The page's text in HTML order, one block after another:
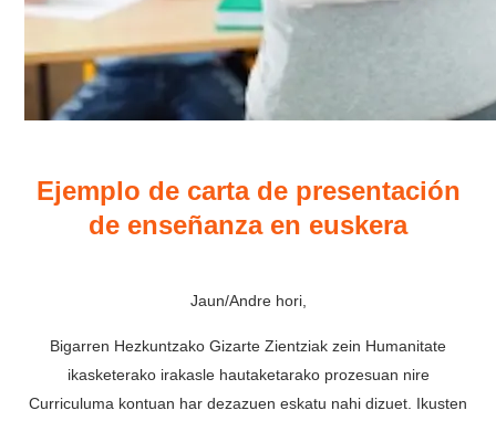
Ejemplo de carta de presentación
de enseñanza en euskera
Jaun/Andre hori,
Bigarren Hezkuntzako Gizarte Zientziak zein Humanitate
ikasketerako irakasle hautaketarako prozesuan nire
Curriculuma kontuan har dezazuen eskatu nahi dizuet. Ikusten